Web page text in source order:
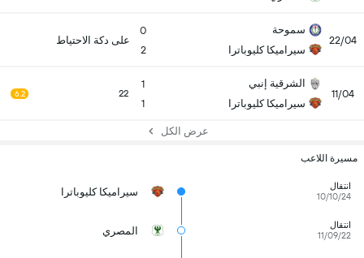
22/04
سموحة
سيراميكا كليوباترا
0
2
على دكة الاحتياط
11/04
الشرقية إنبي
سيراميكا كليوباترا
1
1
22
6.2
عرض الكل
مسيرة اللاعب
انتقال
10/10/24
سيراميكا كليوباترا
انتقال
11/09/22
المصري